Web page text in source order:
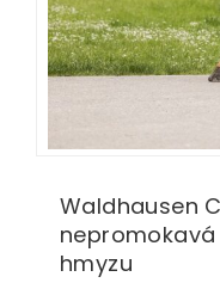
Waldhausen
hmyzu